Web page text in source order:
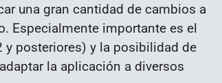
una gran cantidad de cambios a
Especialmente importante es el
y posteriores) y la posibilidad de
la aplicación a diversos